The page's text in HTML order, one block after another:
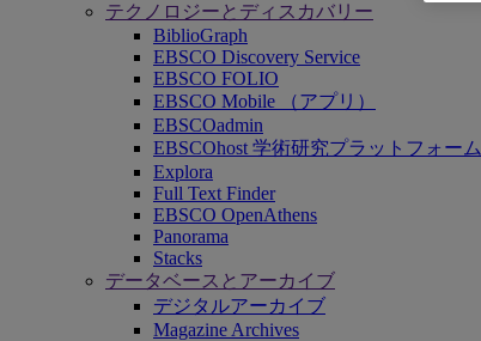
テクノロジーとディスカバリー
BiblioGraph
EBSCO Discovery Service
EBSCO FOLIO
EBSCO Mobile （アプリ）
EBSCOadmin
EBSCOhost 学術研究プラットフォーム
Explora
Full Text Finder
EBSCO OpenAthens
Panorama
Stacks
データベースとアーカイブ
デジタルアーカイブ
Magazine Archives